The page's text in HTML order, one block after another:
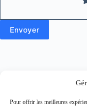
Pour offrir les meilleures